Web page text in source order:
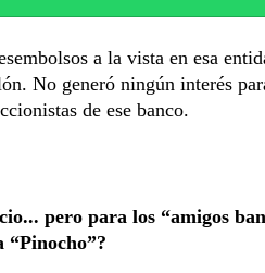
a la vista en esa
No generó ningún interés
de ese banco.
pero para los “amigos
“Pinocho”?